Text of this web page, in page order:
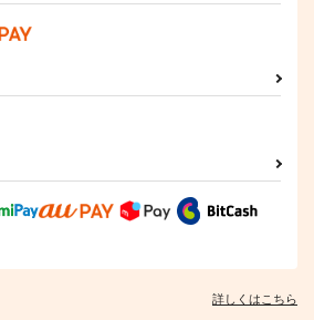
詳しくはこちら